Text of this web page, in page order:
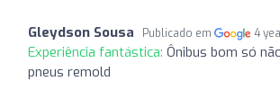
Gleydson Sousa Publicado em 4
Experiência fantástica: Ônibus bom só
pneus remold